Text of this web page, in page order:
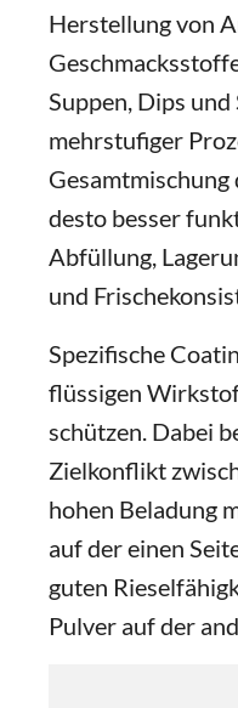
Herstellung von
Suppen, Dips
mehrstufiger
desto besser
Abfüllung,
und
Spezifische
flüssigen
schützen. Dabei
Zielkonflikt
hohen Beladung
auf der einen
guten
Pulver auf der